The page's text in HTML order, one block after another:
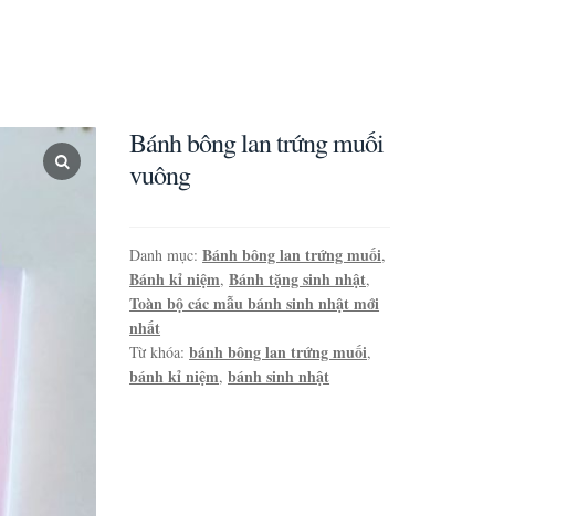
Bánh bông lan trứng muối
vuông
Danh mục:Bánh bông lan trứng muối,
Bánh kỉ niệm,Bánh tặng sinh nhật,
Toàn bộ các mẫu bánh sinh nhật mới
nhất
Từ khóa:bánh bông lan trứng muối,
bánh kỉ niệm,bánh sinh nhật